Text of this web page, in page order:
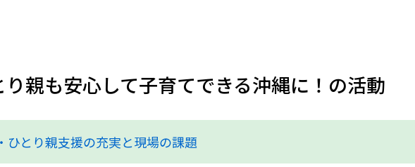
り親も安心して子育てできる沖縄に！の活動
ひとり親支援の充実と現場の課題